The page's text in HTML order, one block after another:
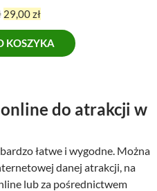
a
8
9
ł
.
8
0
0
.
P
i
e
r
t
n
c
e
n
29,00złA
k
t
u
n
a
e
n
a
KOSZYKA
do atrakcji w
łatwe i wygodne. Można
danej atrakcji, na
lub za pośrednictwem